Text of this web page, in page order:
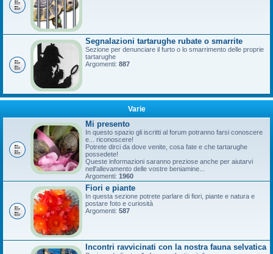
Segnalazioni tartarughe rubate o smarrite
Sezione per denunciare il furto o lo smarrimento delle proprie
tartarughe
Argomenti: 887
Varie
Mi presento
In questo spazio gli iscritti al forum potranno farsi conoscere
e... riconoscere!
Potrete dirci da dove venite, cosa fate e che tartarughe
possedete!
Queste informazioni saranno preziose anche per aiutarvi
nell'allevamento delle vostre beniamine...
Argomenti: 1960
Fiori e piante
In questa sezione potrete parlare di fiori, piante e natura e
postare foto e curiosità
Argomenti: 587
Incontri ravvicinati con la nostra fauna selvatica